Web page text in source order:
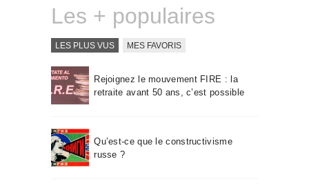
Les + populaires
LES PLUS VUS MES FAVORIS
Rejoignez le mouvement FIRE : la
retraite avant 50 ans, c’est possible
Qu’est-ce que le constructivisme
russe ?